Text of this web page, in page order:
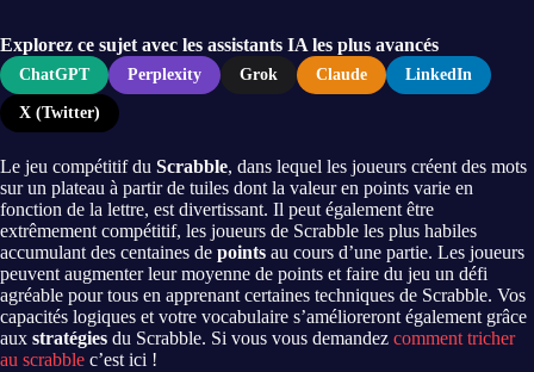
Explorez ce sujet avec les assistants IA les plus avancés
ChatGPT Perplexity Grok Claude LinkedIn
X (Twitter)
Le jeu compétitif du Scrabble, dans lequel les joueurs créent des mots
sur un plateau à partir de tuiles dont la valeur en points varie en
fonction de la lettre, est divertissant. Il peut également être
extrêmement compétitif, les joueurs de Scrabble les plus habiles
accumulant des centaines de points au cours d’une partie. Les joueurs
peuvent augmenter leur moyenne de points et faire du jeu un défi
agréable pour tous en apprenant certaines techniques de Scrabble. Vos
capacités logiques et votre vocabulaire s’amélioreront également grâce
aux stratégies du Scrabble. Si vous vous demandez comment tricher
au scrabble c’est ici !